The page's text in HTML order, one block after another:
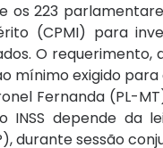
os 223
(CPMI) para
O
mínimo exigido
Fernanda (PL-
INSS depende da
durante sessão